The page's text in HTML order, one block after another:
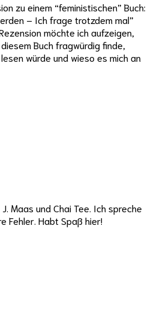
zu einem “feministischen” Buch:
– Ich frage trotzdem mal”
möchte ich aufzeigen,
Buch fragwürdig finde,
würde und wieso es mich an
Maas und Chai Tee. Ich spreche
Fehler. Habt Spaß hier!